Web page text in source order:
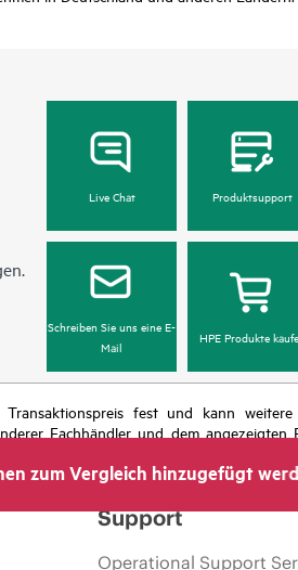
Live Chat Produktsupport
Schreiben Sie uns eine E-
Mail
HPE Produkte
fest und kann
Fachhändler und dem angezeigten
und Fehlern in der Werbung.
zum Vergleich hinzugefügt
Support
Operational Support